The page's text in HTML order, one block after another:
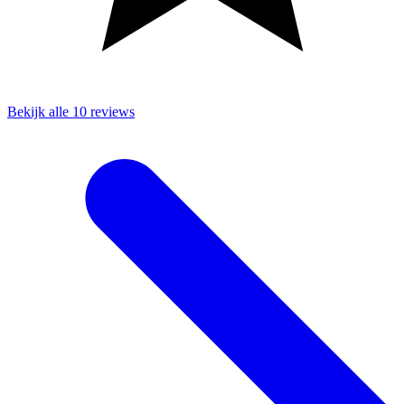
Bekijk alle 10 reviews